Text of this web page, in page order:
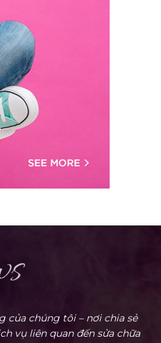
của chúng tôi – nơi chia sẻ
vụ liên quan đến sửa chữa